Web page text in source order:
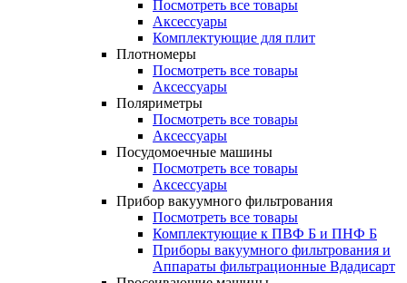
Посмотреть все товары
Аксессуары
Комплектующие для плит
Плотномеры
Посмотреть все товары
Аксессуары
Поляриметры
Посмотреть все товары
Аксессуары
Посудомоечные машины
Посмотреть все товары
Аксессуары
Прибор вакуумного фильтрования
Посмотреть все товары
Комплектующие к ПВФ Б и ПНФ Б
Приборы вакуумного фильтрования и
Аппараты фильтрационные Вдадисарт